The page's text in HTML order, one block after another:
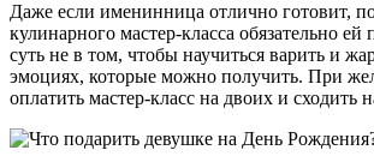
Даже если именинница отлично готовит,
кулинарного мастер-класса обязательно ей
суть не в том, чтобы научиться варить и
эмоциях, которые можно получить. При
оплатить мастер-класс на двоих и сходить